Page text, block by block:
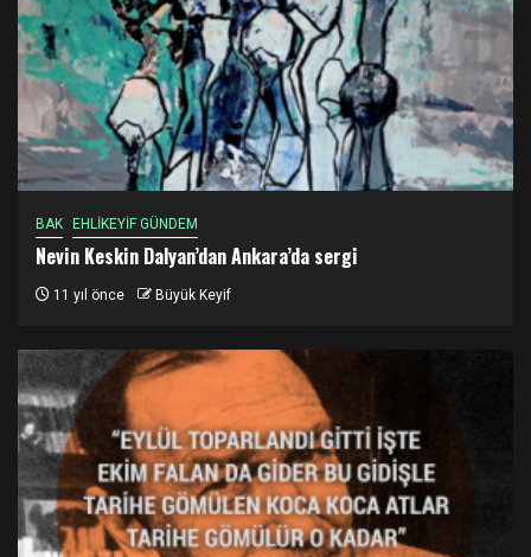
BAK EHLİKEYİF GÜNDEM
Nevin Keskin Dalyan’dan Ankara’da sergi
11 yıl önce Büyük Keyif